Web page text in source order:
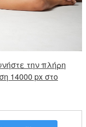
την πλήρη
14000 px στο